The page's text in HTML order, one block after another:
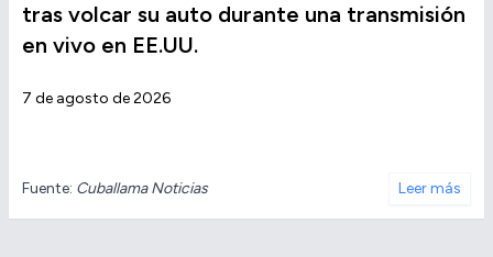
tras volcar su auto durante una transmisión
en vivo en EE.UU.
7 de agosto de 2026
Fuente: Cuballama Noticias Leer más